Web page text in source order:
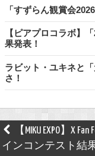
「すずらん観賞会
【ピアプロコラボ】
果発表！
ラビット・ユキネと
さ！
Post
navigation
【MIKU EXPO】X
インコンテスト結